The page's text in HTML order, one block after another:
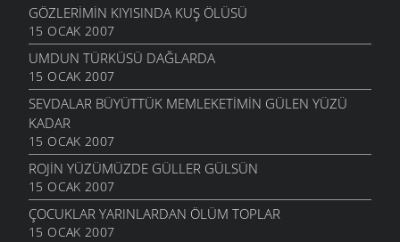
GÖZLERIMIN KIYISINDA KUŞ ÖLÜSÜ
15 OCAK 2007
UMDUN TÜRKÜSÜ DAĞLARDA
15 OCAK 2007
SEVDALAR BÜYÜTTÜK MEMLEKETIMIN GÜLEN YÜZÜ
KADAR
15 OCAK 2007
ROJIN YÜZÜMÜZDE GÜLLER GÜLSÜN
15 OCAK 2007
ÇOCUKLAR YARINLARDAN ÖLÜM TOPLAR
15 OCAK 2007